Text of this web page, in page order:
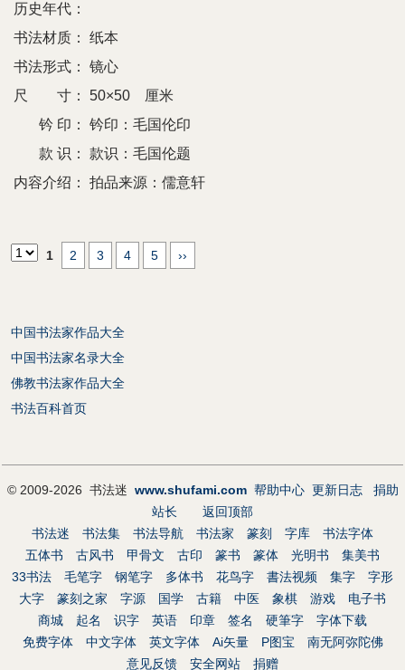
历史年代：
书法材质：
纸本
书法形式：
镜心
尺 寸：
50×50 厘米
钤 印：
钤印：毛国伦印
款 识：
款识：毛国伦题
内容介绍：
拍品来源：儒意轩
1 2 3 4 5 ››
中国书法家作品大全
中国书法家名录大全
佛教书法家作品大全
书法百科首页
© 2009-2026 书法迷 www.shufami.com 帮助中心 更新日志
捐助
站长
返回顶部
书法迷
书法集 书法导航 书法家 篆刻 字库
书法字体
五体书
古风书 甲骨文 古印 篆书 篆体 光明书
集美书
33书法
毛笔字 钢笔字 多体书 花鸟字 書法视频 集字
字形
大字
篆刻之家 字源 国学 古籍 中医 象棋 游戏
电子书
商城
起名 识字 英语 印章 签名 硬筆字
字体下载
免费字体
中文字体 英文字体 Ai矢量 P图宝
南无阿弥陀佛
意见反馈
安全网站 捐赠